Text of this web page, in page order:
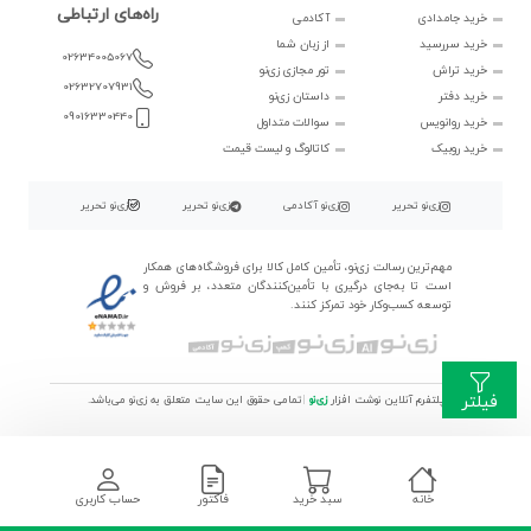
فیلتر
خرید جامدادی
خرید سررسید
خرید تراش
خرید دفتر
خرید روانویس
خرید روبیک
آکادمی
از زبان شما
تور مجازی زی‌نو
داستان زی‌نو
سوالات متداول
کاتالوگ و لیست قیمت
راه‌های ارتباطی
02634005067
02632707931
09016330440
زی‌نو تحریر زی‌نو آکادمی زی‌نو تحریر زی‌نو تحریر
مهم‌ترین رسالت زی‌نو، تأمین کامل کالا برای فروشگاه‌های همکار
است تا به‌جای درگیری با تأمین‌کنندگان متعدد، بر فروش و
توسعه کسب‌وکار خود تمرکز کنند.
پلتفرم آنلاین نوشت افزارزی‌نو |تمامی حقوق این سایت متعلق به زی‌نو می‌باشد.
خانه سبد خرید فاکتور حساب کاربری